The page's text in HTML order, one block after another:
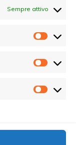
Sempre attivo